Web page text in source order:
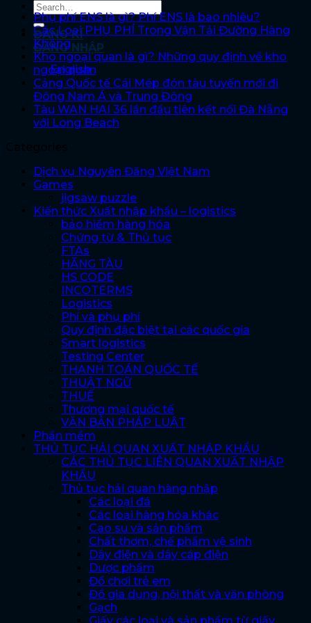
ĐĂNG KÍ
ĐĂNG NHẬP
English
Phụ phí ENS là gì? Phí ENS là bao nhiêu?
Các Loại PHỤ PHÍ Trong Vận Tải Đường Hàng
Không
Kho ngoại quan là gì? Những quy định về kho
ngoại quan
Cảng Quốc tế Cái Mép đón tàu tuyến mới đi
Đông Nam Á và Trung Đông
Tàu WAN HAI 36 lần đầu tiên kết nối Đà Nẵng
với Long Beach
Dịch vụ Nguyên Đăng Việt Nam
Games
jigsaw puzzle
Kiến thức Xuất nhập khẩu – logistics
bảo hiểm hàng hóa
Chứng từ & Thủ tục
FTAs
HÃNG TÀU
HS CODE
INCOTERMS
Logistics
Phí và phụ phí
Quy định đặc biệt tại các quốc gia
Smart logistics
Testing Center
THANH TOÁN QUỐC TẾ
THUẬT NGỮ
THUẾ
Thương mại quốc tế
VĂN BẢN PHÁP LUẬT
Phần mềm
THỦ TỤC HẢI QUAN XUẤT NHẬP KHẨU
CÁC THỦ TỤC LIÊN QUAN XUẤT NHẬP
KHẨU
Thủ tục hải quan hàng nhập
Các loại đá
Các loại hàng hóa khác
Cao su và sản phẩm
Chất thơm, chế phẩm vệ sinh
Dây điện và dây cáp điện
Dược phẩm
Đồ chơi trẻ em
Đồ gia dụng, nội thất và văn phòng
Gạch